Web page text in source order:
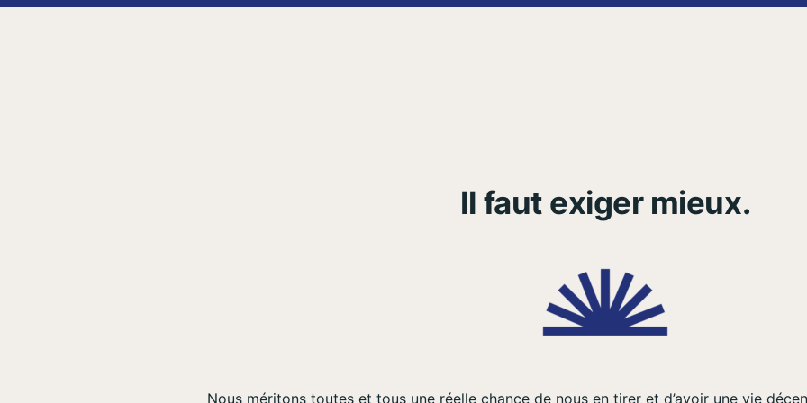
Il faut exiger mieux.
Nous méritons toutes et tous une réelle chance de nous en tirer et d’avoir une vie